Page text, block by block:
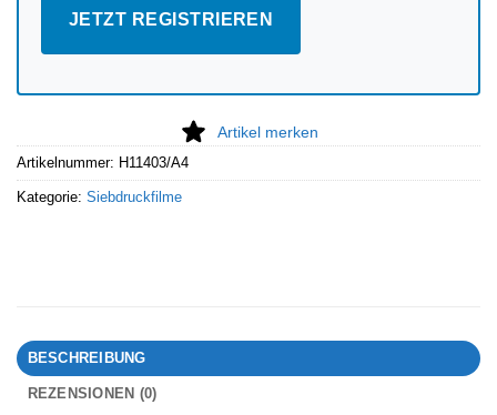
JETZT REGISTRIEREN
Artikel merken
Artikelnummer: H11403/A4
Kategorie: Siebdruckfilme
BESCHREIBUNG
REZENSIONEN (0)